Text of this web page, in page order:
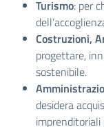
Turismo: per
Costruzioni,
progettare,
sostenibile.
desidera